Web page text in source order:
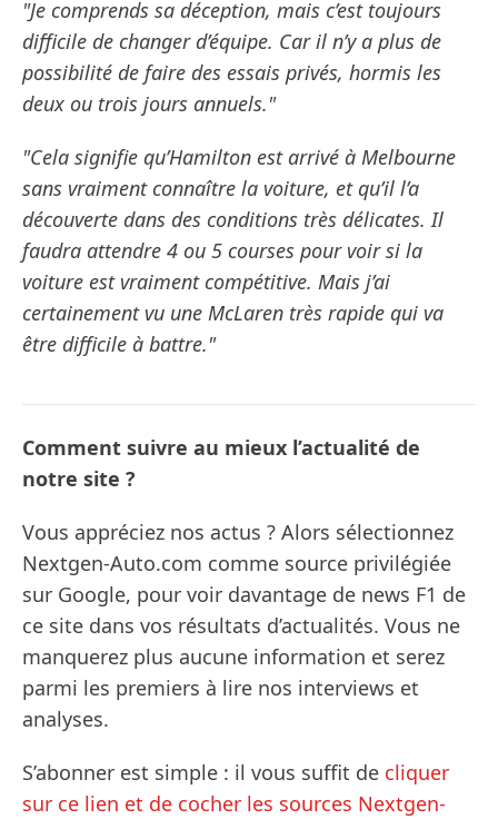
"Je comprends sa déception, mais c’est toujours
difficile de changer d’équipe. Car il n’y a plus de
possibilité de faire des essais privés, hormis les
deux ou trois jours annuels."
"Cela signifie qu’Hamilton est arrivé à Melbourne
sans vraiment connaître la voiture, et qu’il l’a
découverte dans des conditions très délicates. Il
faudra attendre 4 ou 5 courses pour voir si la
voiture est vraiment compétitive. Mais j’ai
certainement vu une McLaren très rapide qui va
être difficile à battre."
Comment suivre au mieux l’actualité de
notre site ?
Vous appréciez nos actus ? Alors sélectionnez
Nextgen-Auto.com comme source privilégiée
sur Google, pour voir davantage de news F1 de
ce site dans vos résultats d’actualités. Vous ne
manquerez plus aucune information et serez
parmi les premiers à lire nos interviews et
analyses.
S’abonner est simple : il vous suffit de cliquer
sur ce lien et de cocher les sources Nextgen-